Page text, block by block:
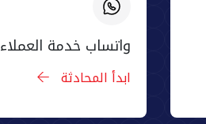
واتساب خدمة العملاء
ابدأ المحادثة